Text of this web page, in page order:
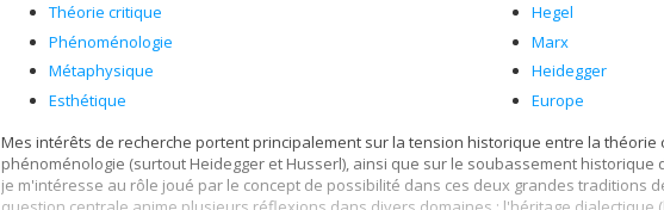
Théorie critique
Phénoménologie
Métaphysique
Esthétique
Hegel
Marx
Heidegger
Europe
Mes intérêts de recherche portent principalement sur la tension historique entre la théorie
phénoménologie (surtout Heidegger et Husserl), ainsi que sur le soubassement historique
je m'intéresse au rôle joué par le concept de possibilité dans ces deux grandes traditions